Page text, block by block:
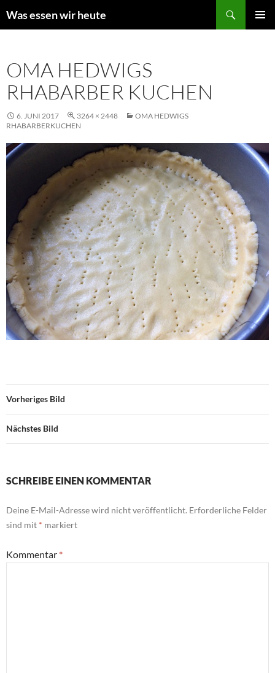
Inhalt
Was essen wir heute
OMA HEDWIGS
RHABARBER KUCHEN
6. JUNI 2017 3264 × 2448
OMA HEDWIGS
RHABARBERKUCHEN
Vorheriges Bild
Nächstes Bild
SCHREIBE EINEN KOMMENTAR
Deine E-Mail-Adresse wird nicht veröffentlicht. Erforderliche Felder
sind mit * markiert
Kommentar *